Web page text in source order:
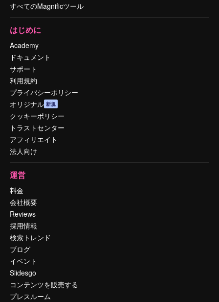
すべてのMagnificツール
はじめに
Academy
ドキュメント
サポート
利用規約
プライバシーポリシー
オリジナル 新規
クッキーポリシー
トラストセンター
アフィリエイト
法人向け
運営
料金
会社概要
Reviews
採用情報
検索トレンド
ブログ
イベント
Slidesgo
コンテンツを販売する
プレスルーム